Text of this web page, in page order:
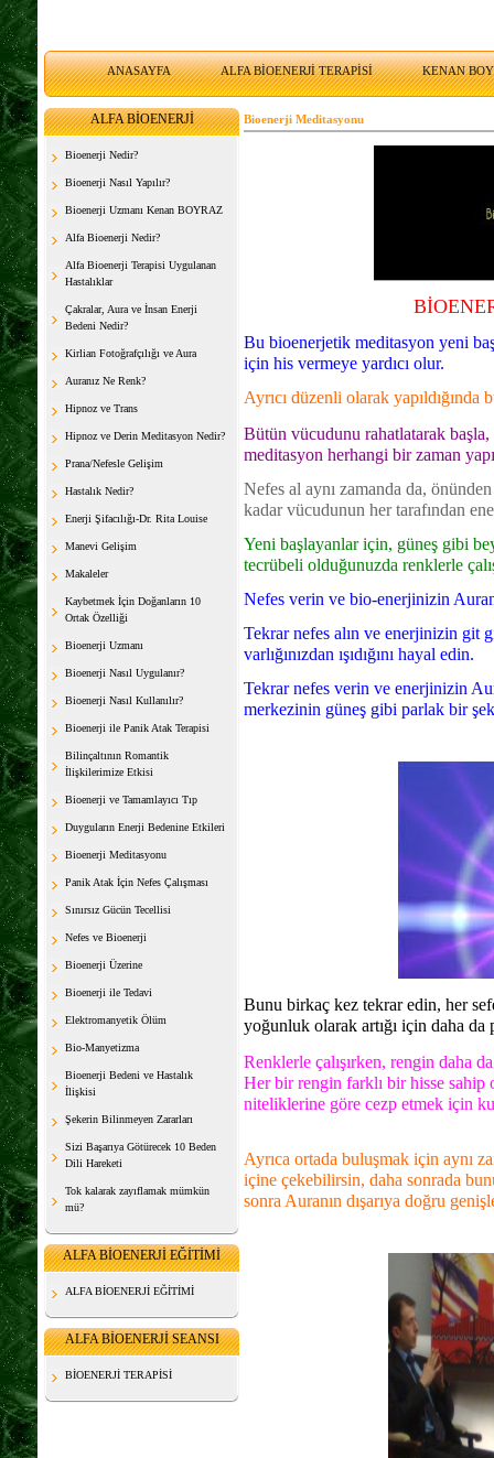
ANASAYFA ALFA BİOENERJİ TERAPİSİ KENAN
ALFA BİOENERJİ
Bioenerji Nedir?
Bioenerji Nasıl Yapılır?
Bioenerji Uzmanı Kenan BOYRAZ
Alfa Bioenerji Nedir?
Alfa Bioenerji Terapisi Uygulanan
Hastalıklar
Çakralar, Aura ve İnsan Enerji
Bedeni Nedir?
Kirlian Fotoğrafçılığı ve Aura
Auranız Ne Renk?
Hipnoz ve Trans
Hipnoz ve Derin Meditasyon Nedir?
Prana/Nefesle Gelişim
Hastalık Nedir?
Enerji Şifacılığı-Dr. Rita Louise
Manevi Gelişim
Makaleler
Kaybetmek İçin Doğanların 10
Ortak Özelliği
Bioenerji Uzmanı
Bioenerji Nasıl Uygulanır?
Bioenerji Nasıl Kullanılır?
Bioenerji ile Panik Atak Terapisi
Bilinçaltının Romantik
İlişkilerimize Etkisi
Bioenerji ve Tamamlayıcı Tıp
Duyguların Enerji Bedenine Etkileri
Bioenerji Meditasyonu
Panik Atak İçin Nefes Çalışması
Sınırsız Gücün Tecellisi
Nefes ve Bioenerji
Bioenerji Üzerine
Bioenerji ile Tedavi
Elektromanyetik Ölüm
Bio-Manyetizma
Bioenerji Bedeni ve Hastalık
İlişkisi
Şekerin Bilinmeyen Zararları
Sizi Başarıya Götürecek 10 Beden
Dili Hareketi
Tok kalarak zayıflamak mümkün
mü?
ALFA BİOENERJİ EĞİTİMİ
ALFA BİOENERJİ EĞİTİMİ
ALFA BİOENERJİ SEANSI
BİOENERJİ TERAPİSİ
Bioenerji Meditasyonu
Bu bioenerjetik meditasyon yeni
için his vermeye yardıcı olur.
Ayrıcı düzenli olarak
Bütün vücudunu rahatlatarak
meditasyon herhangi bir zaman
Nefes al aynı zamanda da,
kadar vücudunun her tarafından
Yeni başlayanlar için, güneş gibi
tecrübeli olduğunuzda renklerle
Nefes verin ve bio-enerjinizin
Tekrar nefes alın ve enerjinizin git
varlığınızdan ışıdığını hayal edin.
Tekrar nefes verin ve enerjinizin
merkezinin güneş gibi parlak bir
Bunu birkaç kez tekrar edin, her
yoğunluk olarak artığı için daha da
Renklerle çalışırken, rengin daha
Her bir rengin farklı bir hisse sahip
niteliklerine göre cezp etmek için
Ayrıca ortada buluşmak için aynı
içine çekebilirsin, daha sonrada
sonra Auranın dışarıya doğru